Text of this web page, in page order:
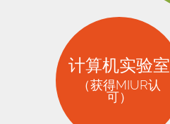
计算机实验室
（获得MIUR认
可）